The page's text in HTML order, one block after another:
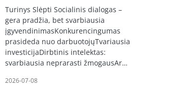
Turinys Slėpti Socialinis dialogas –
gera pradžia, bet svarbiausia
įgyvendinimasKonkurencingumas
prasideda nuo darbuotojųTvariausia
investicijaDirbtinis intelektas:
svarbiausia neprarasti žmogausAr…
2026-07-08